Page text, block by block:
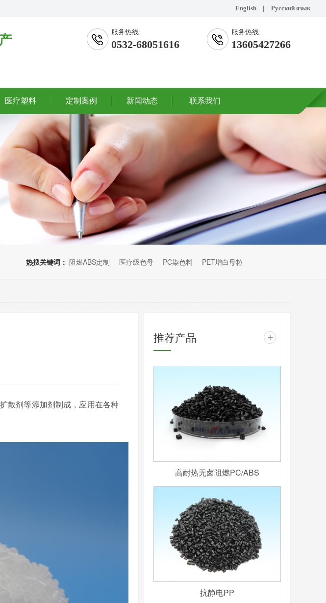
English | Русский язык
服务热线:
0532-68051616
服务热线:
13605427266
医疗塑料 定制案例 新闻动态 联系我们
热搜关键词： 阻燃ABS定制 医疗级色母 PC染色料 PET增白母粒
散剂等添加剂制成 ，应用在各种
推荐产品 +
高耐热无卤阻燃PC/ABS
抗静电PP